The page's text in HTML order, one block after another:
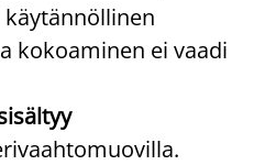
kokoaminen ei vaadi